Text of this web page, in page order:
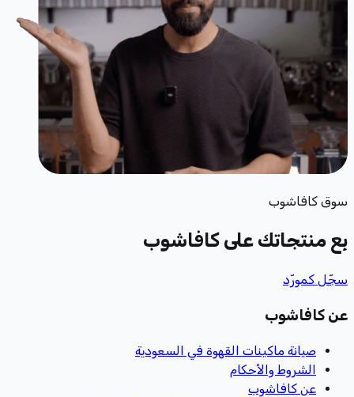
سوق كافاشوب
بِع منتجاتك على كافاشوب
سجّل كمورّد
عن كافاشوب
صيانة ماكينات القهوة في السعودية
الشروط والأحكام
عن كافاشوب